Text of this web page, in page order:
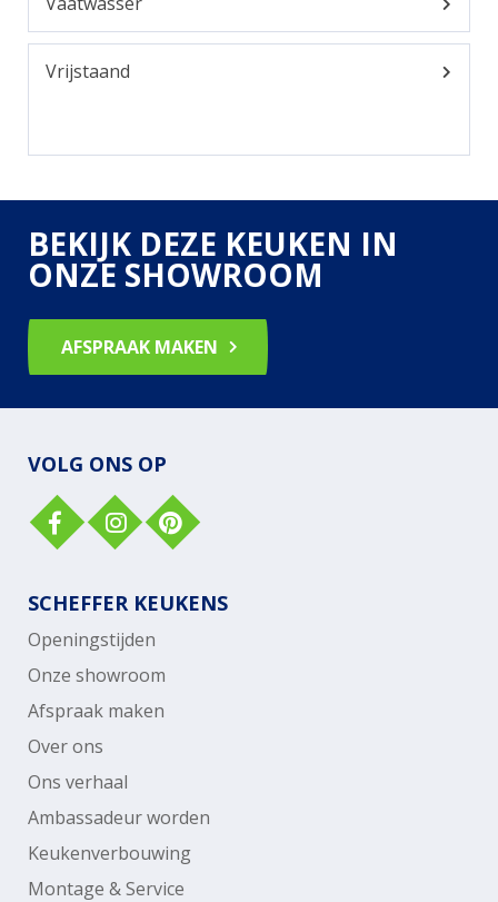
Vrijstaand
BEKIJK DEZE KEUKEN IN
ONZE SHOWROOM
AFSPRAAK MAKEN
VOLG ONS OP
SCHEFFER KEUKENS
Openingstijden
Onze showroom
Afspraak maken
Over ons
Ons verhaal
Ambassadeur worden
Keukenverbouwing
Montage & Service